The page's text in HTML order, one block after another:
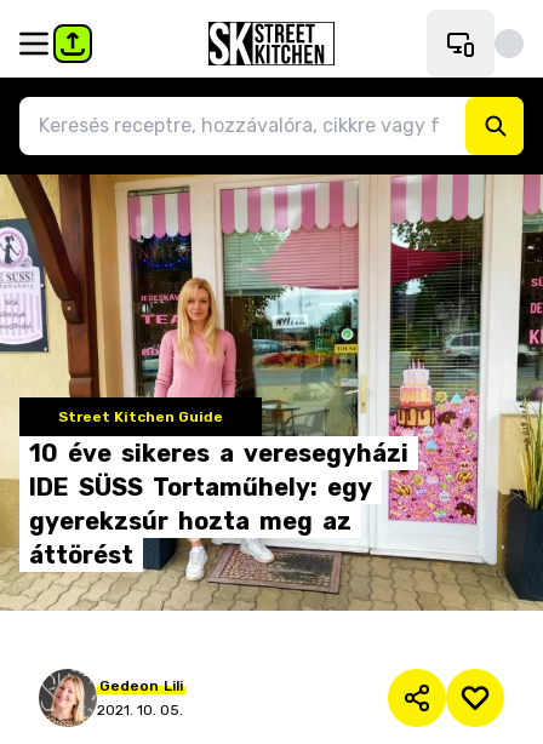
Street Kitchen Guide
10 éve sikeres a veresegyházi
IDE SÜSS Tortaműhely: egy
gyerekzsúr hozta meg az
áttörést
Gedeon Lili
2021. 10. 05.